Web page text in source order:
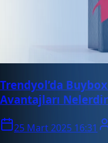
Trendyol’da
Avantajları Nelerdir
25 Mart 2025 16:31